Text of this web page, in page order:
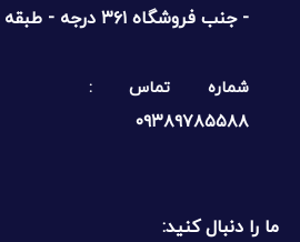
- جنب فروشگاه ۳۶۱ درجه - طبقه دوم - واحد دو
شماره تماس :
۰۹۳۸۹۷۸۵۵۸۸
ما را دنبال کنید: